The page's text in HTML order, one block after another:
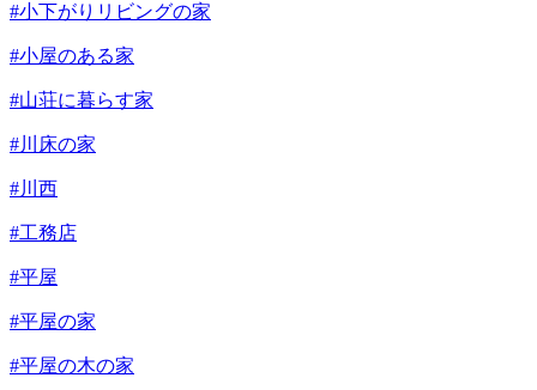
#小下がりリビングの家
#小屋のある家
#山荘に暮らす家
#川床の家
#川西
#工務店
#平屋
#平屋の家
#平屋の木の家